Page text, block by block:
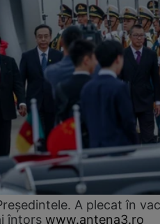
A plecat în
întors www.antena3.ro